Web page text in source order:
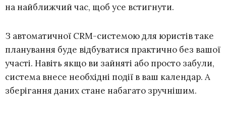
на найближчий час, щоб усе встигнути.
З автоматичної CRM-системою для юристів таке
планування буде відбуватися практично без вашої
участі. Навіть якщо ви зайняті або просто забули,
система внесе необхідні події в ваш календар. А
зберігання даних стане набагато зручнішим.